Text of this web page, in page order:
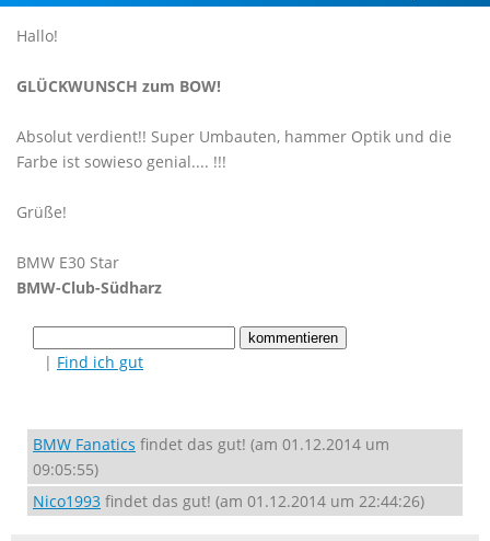
Hallo!
GLÜCKWUNSCH zum BOW!
Absolut verdient!! Super Umbauten, hammer Optik und die
Farbe ist sowieso genial.... !!!
Grüße!
BMW E30 Star
BMW-Club-Südharz
| Find ich gut
BMW Fanatics findet das gut! (am 01.12.2014 um
09:05:55)
Nico1993 findet das gut! (am 01.12.2014 um 22:44:26)